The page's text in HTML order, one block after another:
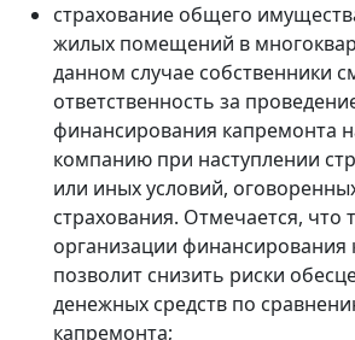
страхование общего
жилых помещений в
данном случае собственники
ответственность за
финансирования капремонта
компанию при наступлении
или иных условий,
страхования. Отмечается, что
организации финансирования
позволит снизить риски
денежных средств по
капремонта;